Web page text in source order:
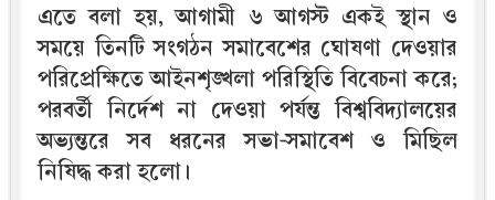
এতে বলা হয়, আগামী ৬ আগস্ট একই স্থান ও
সময়ে তিনটি সংগঠন সমাবেশের ঘোষণা দেওয়ার
পরিপ্রেক্ষিতে আইনশৃঙ্খলা পরিস্থিতি বিবেচনা করে;
পরবর্তী নির্দেশ না দেওয়া পর্যন্ত বিশ্ববিদ্যালয়ের
অভ্যন্তরে সব ধরনের সভা-সমাবেশ ও মিছিল
নিষিদ্ধ করা হলো।